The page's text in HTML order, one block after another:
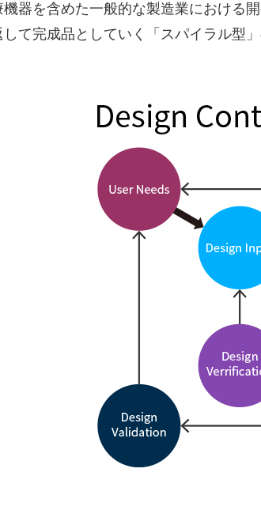
機器を含めた一般的な製造業における
して完成品としていく「スパイラル型